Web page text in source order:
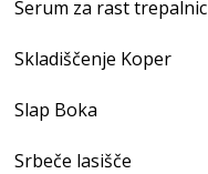
Serum za rast trepalnic
Skladiščenje Koper
Slap Boka
Srbeče lasišče